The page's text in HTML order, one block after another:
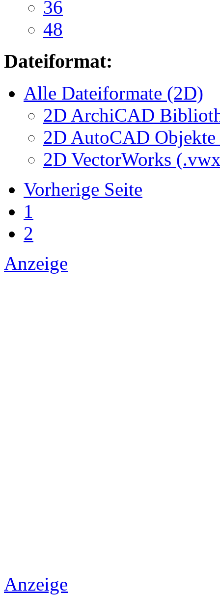
36
48
Dateiformat:
Alle Dateiformate (2D)
2D ArchiCAD
2D AutoCAD
2D VectorWorks
Vorherige Seite
1
2
Anzeige
Anzeige